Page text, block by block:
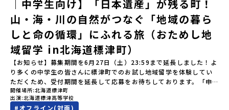
いいたします。※結果に関する個別のお問合せにはお答えしており
ませんので、ご了承ください。・お申し込みについてお申込はお一
人様1回限りです。PC・スマートフォンからお申込ください。申込
後の内容変更はできません。お申込時は、メールアドレスの入力間
違いにご注意ください。・宿泊について１室に複数(同性2～4名程
度)で宿泊いただく予定です。・食事アレルギー対応について個別の
詳細なアレルギー対応希望にはお応えしかねる場合がございます。
対応が必要な場合は必ず事前にご相談ください。・参加取消や急遽
参加できなくなった場合について参加決定後の参加お取り消しはご
遠慮下さい。やむを得ないお取り消しの場合はお早めに事務局まで
ご連絡ください。・キャンセルポリシーやむを得ない参加お取り消
ブ動画を公開中！）〜まずは「おためし地域留学」を知りたい方
へ〜日本全国20以上の地域から選んで参加できる「おためし地域留
学」の全体像や魅力について、説明会を開催しました。中学生一人
での参加にあたり、保護者様が特に気になる「安全面」や「事務局
のサポート体制」についても詳しく解説しています。ぜひ、ご自宅
からお気軽にご視聴ください。🎬 [アーカイブ動画を視聴す
る]YouTube：https://youtu.be/Yt8nd04aNgA?
si=e5erbspvwz5O8_uF 【STEP 2】大樹町プログラム説明会〜
「大樹町」の内容を具体的に深掘りしたい方へ〜全体説明を聞いた
うえで、「大樹町では具体的に何をするの？」「どんな町なの？」
という疑問にお答えする説明会です。大樹町ならではの豊かな文化
のうち、以下の内容が無料となります：・宿泊費（2泊分）・プログ
ラム内のアクティビティ・体験費用・一部の食事代*以下の費用は参
加者のご負担となります・集合場所までの往復交通費・お土産代や
自由時間の個人飲食費などの個人的費用【募集人数】最大10名（お
申し込み多数の場合は抽選の上決定）【参加者決定】お申し込み多
数の場合は、締め切り後1週間を目途に当落結果をご連絡いたしま
す。【申し込み受付期間】6月1日(月)12：00 から 6月15日(月)
12：00まで疑問も不安もワクワクに変える！「おためし地域留学」
ステップアップ説明会プログラムの内容を詳しく知りたい方や、お
申し込みを迷われている方向けにZoomでのオンライン配信を行い
ます。知りたい情報のレベルに合わせて、以下の2つのステップをご
うげん）スキー場」は日本国内最大級のスキーリゾートとして有名
で、一年中自然アクティビティを楽しむことができます！そして八
幡平市にある「松川地熱発電所」は、日本で初めて「地球のチカラ
を電気に変えた」場所！八幡平の地下からわき出す蒸気をそのまま
電気に変える「地球・自然にやさしい最先端のエネルギー」を生み
出す挑戦をしてきた町です。今回のプログラムでは、この松川地熱
発電所から吹き出す地熱蒸気を使った「アート体験」をすることが
できます。世界でここだけ！地球のチカラを使った幻想的なグラデ
ーションのアートづくりをぜひ体験してみてください！さらに八幡
平市は自然（山）の恵みを生かした料理がとても美味しい地域で
す。みなさんの地元の味とは違う「岩手の郷土料理」を味わって楽
｜中学生向け】「日本遺産」が残る町！
山・海・川の自然がつなぐ「地域の暮ら
しと命の循環」にふれる旅（おためし地
域留学 in北海道標津町）
【お知らせ】募集期間を6月27日（土）23:59まで延長しました！よ
り多くの中学生の皆さんに標津町でのお試し地域留学を体験してい
ただくため、受付期間を延長して応募をお待ちしております。「申
し込みのタイミングを逃してしまった」という方も、この機会にぜ
ひ一歩踏み出してみませんか？※都合により締め切りを早める場合
開催場所 北海道標津町
出演 北海道標津高等学校
#オフライン(対面)